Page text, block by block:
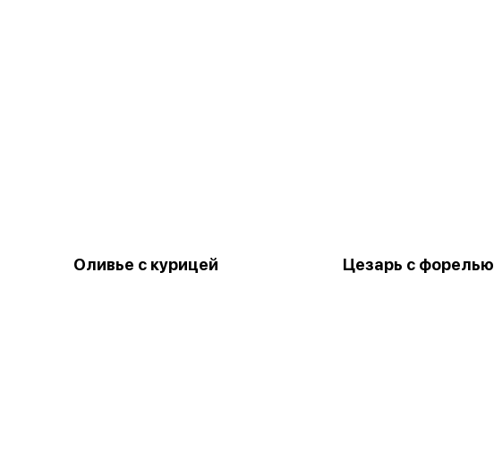
Оливье с курицей Цезарь с форелью